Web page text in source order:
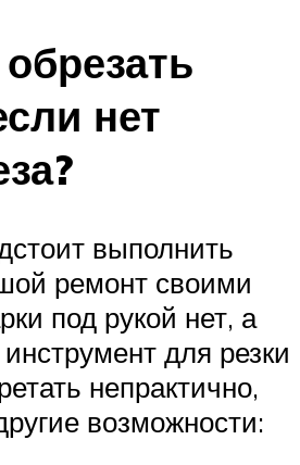
нет
выполнить
ремонт своими
под рукой нет, а
для резки
непрактично,
возможности: